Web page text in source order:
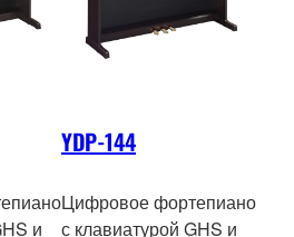
и
YDP-144
Цифровое фортепиано
с клавиатурой GHS и